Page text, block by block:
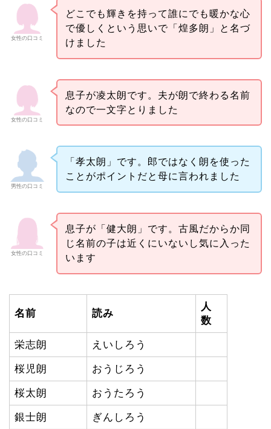
女性の口コミ
どこでも輝きを持って誰にでも暖かな心
で優しくという思いで「煌多朗」と名づ
けました
女性の口コミ
息子が凌太朗です。夫が朗で終わる名前
なので一文字とりました
男性の口コミ
「孝太朗」です。郎ではなく朗を使った
ことがポイントだと母に言われました
女性の口コミ
息子が「健大朗」です。古風だからか同
じ名前の子は近くにいないし気に入った
います
名前 読み
人
数
栄志朗 えいしろう
桜児朗 おうじろう
桜太朗 おうたろう
銀士朗 ぎんしろう